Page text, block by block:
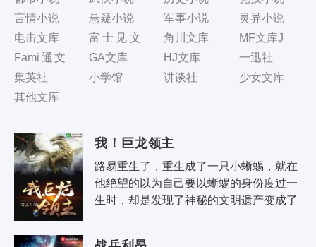
言情小说
悬疑小说 军事小说
灵异小说
电击文库
富士见文
库
角川文库
MF文库J
Fami通文
库
GA文库 HJ文库
一迅社
集英社
小学馆 讲谈社
少女文库
其他文库
我！巨龙领主
路易重生了，重生成了一只小蜥蜴，就在
他绝望的以为自己要以蜥蜴的身份度过一
生时，却是发现了神秘的文明遗产变成了